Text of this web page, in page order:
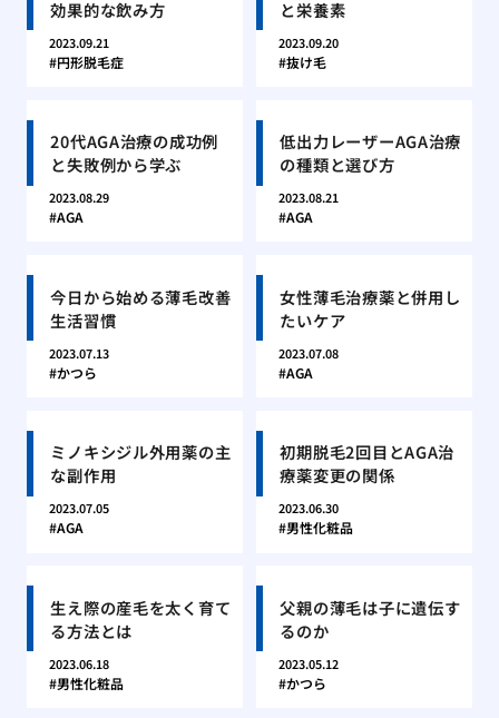
効果的な飲み方
2023.09.21
円形脱毛症
と栄養素
2023.09.20
抜け毛
20代AGA治療の成功例
と失敗例から学ぶ
2023.08.29
AGA
低出力レーザーAGA治療
の種類と選び方
2023.08.21
AGA
今日から始める薄毛改善
生活習慣
2023.07.13
かつら
女性薄毛治療薬と併用し
たいケア
2023.07.08
AGA
ミノキシジル外用薬の主
な副作用
2023.07.05
AGA
初期脱毛2回目とAGA治
療薬変更の関係
2023.06.30
男性化粧品
生え際の産毛を太く育て
る方法とは
2023.06.18
男性化粧品
父親の薄毛は子に遺伝す
るのか
2023.05.12
かつら